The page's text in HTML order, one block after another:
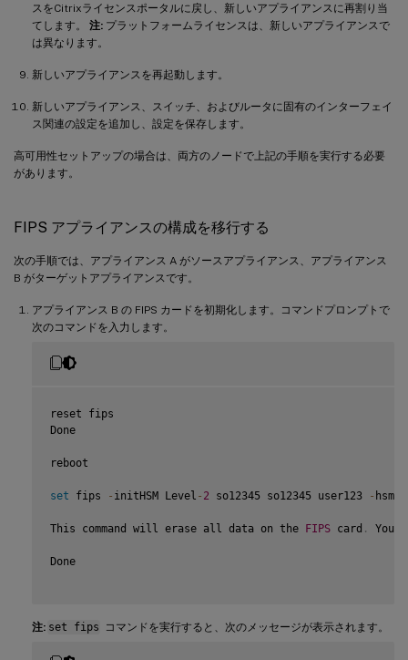
スをCitrixライセンスポータルに戻し、新しいアプライアンスに再割り当
てします。 注: プラットフォームライセンスは、新しいアプライアンスで
は異なります。
新しいアプライアンスを再起動します。
新しいアプライアンス、スイッチ、およびルータに固有のインターフェイ
ス関連の設定を追加し、設定を保存します。
高可用性セットアップの場合は、両方のノードで上記の手順を実行する必要
があります。
FIPS アプライアンスの構成を移行する
次の手順では、アプライアンス A がソースアプライアンス、アプライアンス
B がターゲットアプライアンスです。
アプライアンス B の FIPS カードを初期化します。コマンドプロンプトで
次のコマンドを入力します。
reset fips
Done
reboot
set fips - initHSM Level - 2 so12345 so12345 user123 -
This command will erase all data on the FIPS card . You
Done
注: set fips コマンドを実行すると、次のメッセージが表示されます。